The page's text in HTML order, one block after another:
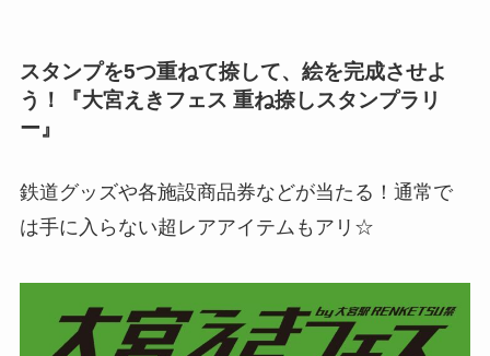
スタンプを5つ重ねて捺して、絵を完成させよ
う！『大宮えきフェス 重ね捺しスタンプラリ
ー』
鉄道グッズや各施設商品券などが当たる！通常で
は手に入らない超レアアイテムもアリ☆